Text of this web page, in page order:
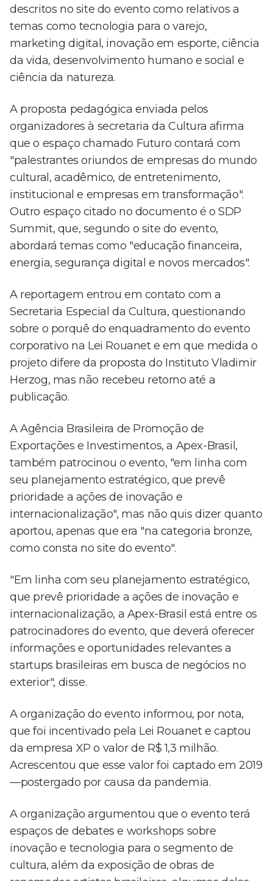
descritos no site do evento como relativos a
temas como tecnologia para o varejo,
marketing digital, inovação em esporte, ciência
da vida, desenvolvimento humano e social e
ciência da natureza.
A proposta pedagógica enviada pelos
organizadores à secretaria da Cultura afirma
que o espaço chamado Futuro contará com
"palestrantes oriundos de empresas do mundo
cultural, acadêmico, de entretenimento,
institucional e empresas em transformação".
Outro espaço citado no documento é o SDP
Summit, que, segundo o site do evento,
abordará temas como "educação financeira,
energia, segurança digital e novos mercados".
A reportagem entrou em contato com a
Secretaria Especial da Cultura, questionando
sobre o porquê do enquadramento do evento
corporativo na Lei Rouanet e em que medida o
projeto difere da proposta do Instituto Vladimir
Herzog, mas não recebeu retorno até a
publicação.
A Agência Brasileira de Promoção de
Exportações e Investimentos, a Apex-Brasil,
também patrocinou o evento, "em linha com
seu planejamento estratégico, que prevê
prioridade a ações de inovação e
internacionalização", mas não quis dizer quanto
aportou, apenas que era "na categoria bronze,
como consta no site do evento".
"Em linha com seu planejamento estratégico,
que prevê prioridade a ações de inovação e
internacionalização, a Apex-Brasil está entre os
patrocinadores do evento, que deverá oferecer
informações e oportunidades relevantes a
startups brasileiras em busca de negócios no
exterior", disse.
A organização do evento informou, por nota,
que foi incentivado pela Lei Rouanet e captou
da empresa XP o valor de R$ 1,3 milhão.
Acrescentou que esse valor foi captado em 2019
—postergado por causa da pandemia.
A organização argumentou que o evento terá
espaços de debates e workshops sobre
inovação e tecnologia para o segmento de
cultura, além da exposição de obras de